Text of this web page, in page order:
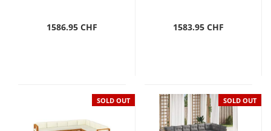
1586.95 CHF
1583.95 CHF
SOLD OUT SOLD OUT